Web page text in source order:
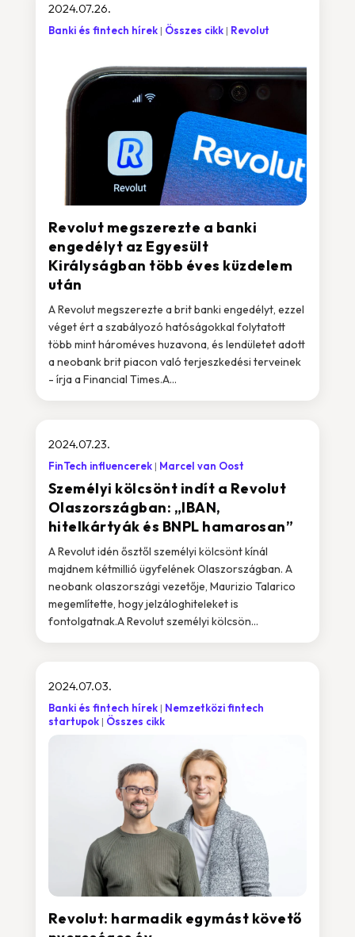
Revolut megszerezte a banki
engedélyt az Egyesült
Királyságban több éves küzdelem
után
2024.07.26.
Banki és fintech hírek Összes cikk Revolut
A Revolut megszerezte a brit banki engedélyt, ezzel
véget ért a szabályozó hatóságokkal folytatott
több mint hároméves huzavona, és lendületet adott
a neobank brit piacon való terjeszkedési terveinek
- írja a Financial Times.A...
Személyi kölcsönt indít a Revolut
Olaszországban: „IBAN,
hitelkártyák és BNPL hamarosan”
2024.07.23.
FinTech influencerek Marcel van Oost
A Revolut idén ősztől személyi kölcsönt kínál
majdnem kétmillió ügyfelének Olaszországban. A
neobank olaszországi vezetője, Maurizio Talarico
megemlítette, hogy jelzáloghiteleket is
fontolgatnak.A Revolut személyi kölcsön...
Revolut: harmadik egymást követő
2024.07.03.
Banki és fintech hírek
Nemzetközi fintech
startupok
Összes cikk